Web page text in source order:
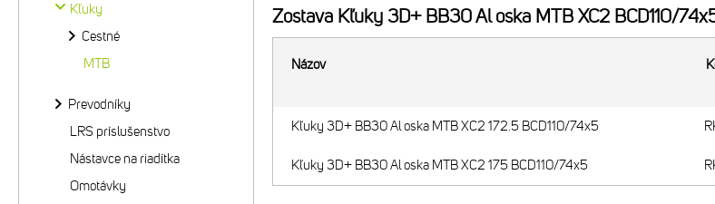
Zostava Kľuky 3D+ BB30 Al oska MTB XC2 BCD110/
Názov
Kľuky 3D+ BB30 Al oska MTB XC2 172.5 BCD110/74x5
Kľuky 3D+ BB30 Al oska MTB XC2 175 BCD110/74x5
Kľuky
Cestné
MTB
Prevodníky
LRS príslušenstvo
Nástavce na riadítka
Omotávky